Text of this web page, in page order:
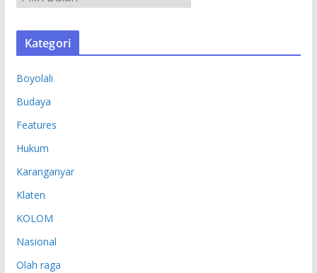
S
Kategori
Boyolali
Budaya
Features
Hukum
Karanganyar
Klaten
KOLOM
Nasional
Olah raga